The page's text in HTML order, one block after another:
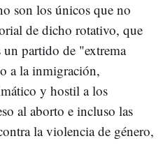
son los únicos que no
de dicho rotativo, que
un partido de "extrema
a la inmigración,
y hostil a los
al aborto e incluso las
la violencia de género,